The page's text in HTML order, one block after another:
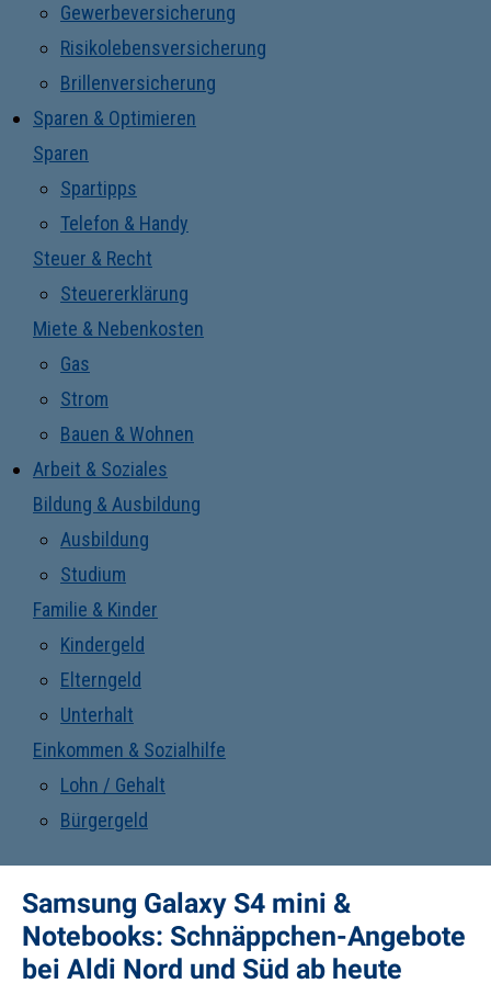
Gewerbeversicherung
Risikolebensversicherung
Brillenversicherung
Sparen & Optimieren
Sparen
Spartipps
Telefon & Handy
Steuer & Recht
Steuererklärung
Miete & Nebenkosten
Gas
Strom
Bauen & Wohnen
Arbeit & Soziales
Bildung & Ausbildung
Ausbildung
Studium
Familie & Kinder
Kindergeld
Elterngeld
Unterhalt
Einkommen & Sozialhilfe
Lohn / Gehalt
Bürgergeld
Samsung Galaxy S4 mini &
Notebooks: Schnäppchen-Angebote
bei Aldi Nord und Süd ab heute